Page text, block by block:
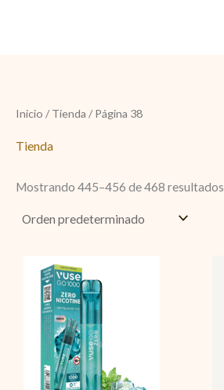
Inicio /Tienda / Página 38
Tienda
Mostrando 445–456 de 468 resultados
ZERO
Vuse
Go
PEN
1000
Peppermint